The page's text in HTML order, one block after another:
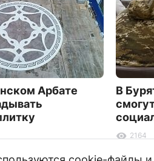
Арбате
В
2164